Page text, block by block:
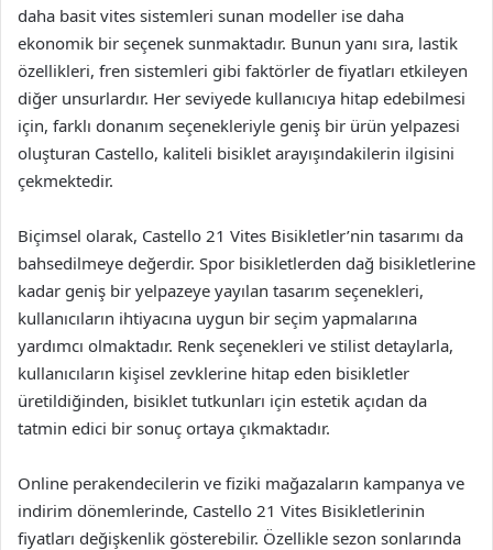
daha basit vites sistemleri sunan modeller ise daha
ekonomik bir seçenek sunmaktadır. Bunun yanı sıra, lastik
özellikleri, fren sistemleri gibi faktörler de fiyatları etkileyen
diğer unsurlardır. Her seviyede kullanıcıya hitap edebilmesi
için, farklı donanım seçenekleriyle geniş bir ürün yelpazesi
oluşturan Castello, kaliteli bisiklet arayışındakilerin ilgisini
çekmektedir.
Biçimsel olarak, Castello 21 Vites Bisikletler’nin tasarımı da
bahsedilmeye değerdir. Spor bisikletlerden dağ bisikletlerine
kadar geniş bir yelpazeye yayılan tasarım seçenekleri,
kullanıcıların ihtiyacına uygun bir seçim yapmalarına
yardımcı olmaktadır. Renk seçenekleri ve stilist detaylarla,
kullanıcıların kişisel zevklerine hitap eden bisikletler
üretildiğinden, bisiklet tutkunları için estetik açıdan da
tatmin edici bir sonuç ortaya çıkmaktadır.
Online perakendecilerin ve fiziki mağazaların kampanya ve
indirim dönemlerinde, Castello 21 Vites Bisikletlerinin
fiyatları değişkenlik gösterebilir. Özellikle sezon sonlarında